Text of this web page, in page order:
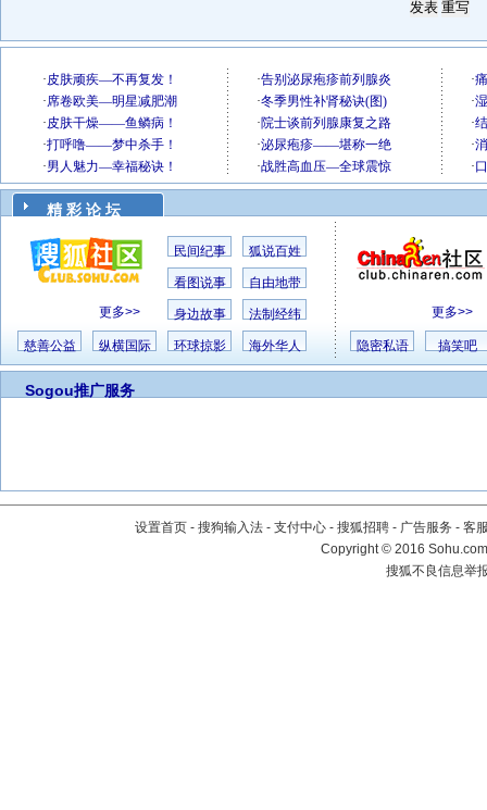
精 彩 论 坛
更多>>
民间纪事 狐说百姓
看图说事 自由地带
身边故事 法制经纬
慈善公益 纵横国际 环球掠影 海外华人
更多>>
隐密私语 搞笑吧
Sogou推广服务
设置首页 - 搜狗输入法 - 支付中心 - 搜狐招聘 - 广告服务 - 客
Copyright©2016
搜狐不良信息举